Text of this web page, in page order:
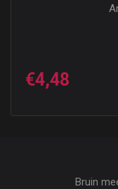
€4,48
Bruin